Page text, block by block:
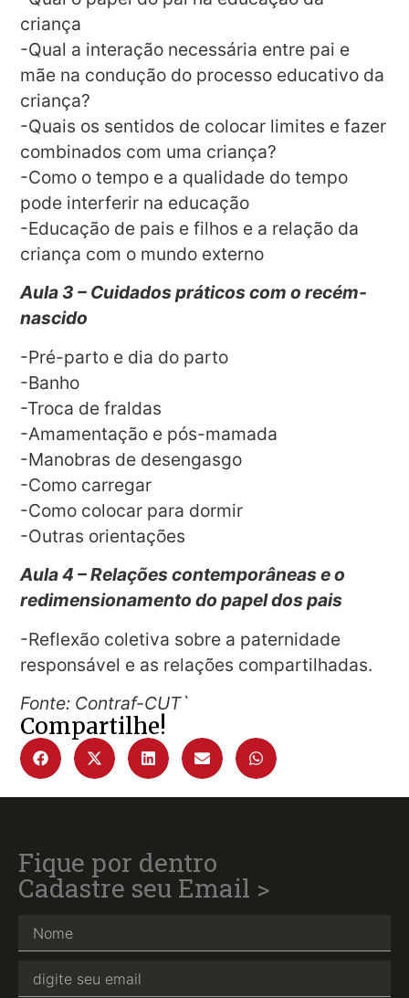
criança
-Qual a interação necessária entre pai e
mãe na condução do processo educativo da
criança?
-Quais os sentidos de colocar limites e fazer
combinados com uma criança?
-Como o tempo e a qualidade do tempo
pode interferir na educação
-Educação de pais e filhos e a relação da
criança com o mundo externo
Aula 3 – Cuidados práticos com o recém-
nascido
-Pré-parto e dia do parto
-Banho
-Troca de fraldas
-Amamentação e pós-mamada
-Manobras de desengasgo
-Como carregar
-Como colocar para dormir
-Outras orientações
Aula 4 – Relações contemporâneas e o
redimensionamento do papel dos pais
-Reflexão coletiva sobre a paternidade
responsável e as relações compartilhadas.
Fonte: Contraf-CUT`
Compartilhe!
Fique por dentro
Cadastre seu Email >